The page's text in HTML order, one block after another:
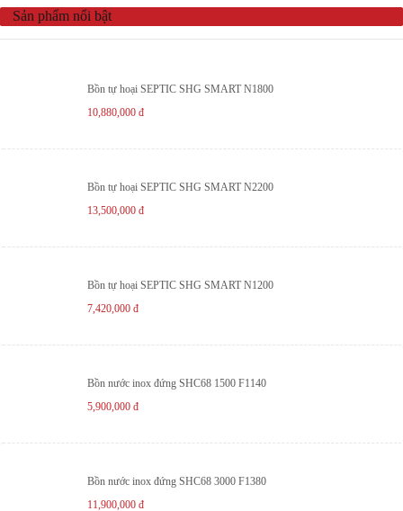
Sản phẩm nổi bật
Bồn tự hoại SEPTIC SHG SMART N1800
10,880,000đ
Bồn tự hoại SEPTIC SHG SMART N2200
13,500,000đ
Bồn tự hoại SEPTIC SHG SMART N1200
7,420,000đ
Bồn nước inox đứng SHC68 1500 F1140
5,900,000đ
Bồn nước inox đứng SHC68 3000 F1380
11,900,000đ